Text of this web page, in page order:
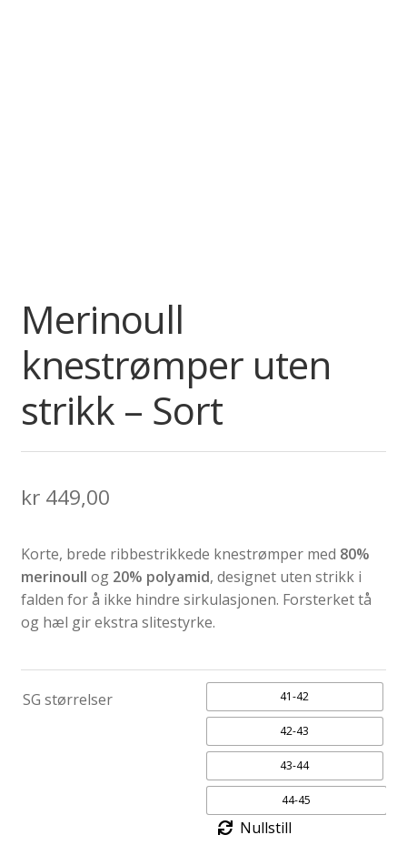
Merinoull
knestrømper uten
strikk – Sort
kr449,00
Korte, brede ribbestrikkede knestrømper med 80%
merinoull og 20% polyamid, designet uten strikk i
falden for å ikke hindre sirkulasjonen. Forsterket tå
og hæl gir ekstra slitestyrke.
SG størrelser 41-42
42-43
43-44
44-45
Nullstill